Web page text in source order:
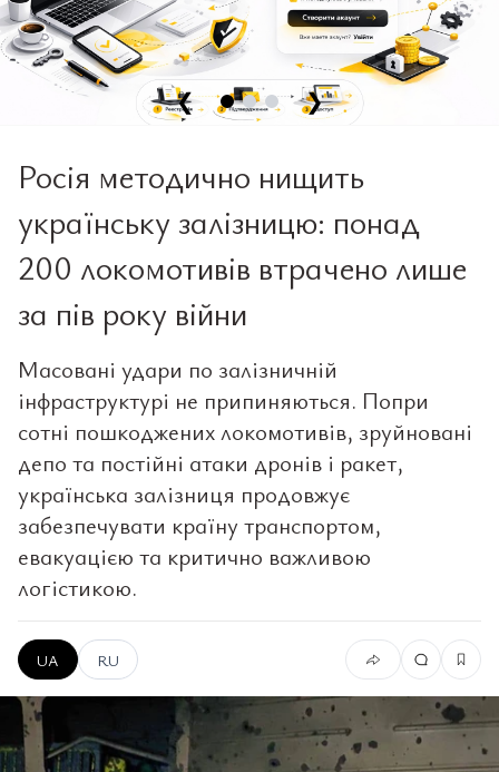
❮ ❯
Росія методично нищить
українську залізницю: понад
200 локомотивів втрачено лише
за пів року війни
Масовані удари по залізничній
інфраструктурі не припиняються. Попри
сотні пошкоджених локомотивів, зруйновані
депо та постійні атаки дронів і ракет,
українська залізниця продовжує
забезпечувати країну транспортом,
евакуацією та критично важливою
логістикою.
UA RU